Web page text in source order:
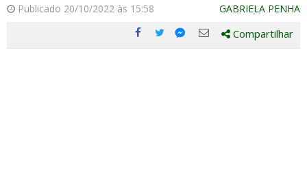
Publicado 20/10/2022 às 15:58 GABRIELA PENHA
Compartilhe
Compartilhe
Compartilhe
Compartilhe
Compartilhar